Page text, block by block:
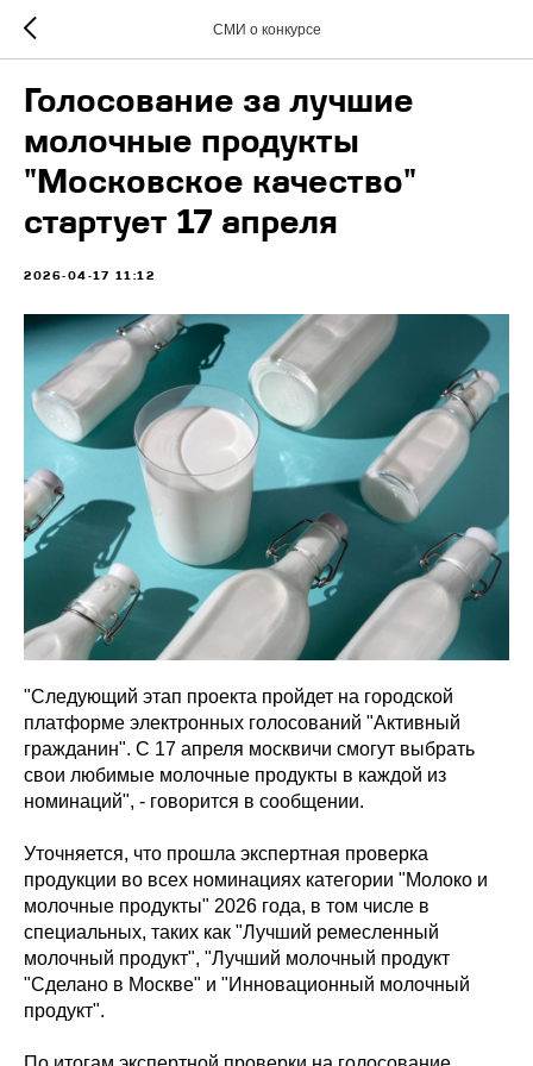
СМИ о конкурсе
Голосование за лучшие
молочные продукты
"Московское качество"
стартует 17 апреля
2026-04-17 11:12
"Следующий этап проекта пройдет на городской
платформе электронных голосований "Активный
гражданин". С 17 апреля москвичи смогут выбрать
свои любимые молочные продукты в каждой из
номинаций", - говорится в сообщении.
Уточняется, что прошла экспертная проверка
продукции во всех номинациях категории "Молоко и
молочные продукты" 2026 года, в том числе в
специальных, таких как "Лучший ремесленный
молочный продукт", "Лучший молочный продукт
"Сделано в Москве" и "Инновационный молочный
продукт".